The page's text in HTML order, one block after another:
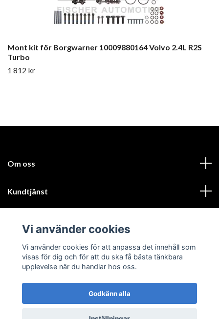
Mont kit för Borgwarner 10009880164 Volvo 2.4L R2S
Turbo
1 812 kr
Om oss
Kundtjänst
Sociala medier
© 2026 GIK Turbo AB
Vi använder cookies
Vi använder cookies för att anpassa det innehåll som
visas för dig och för att du ska få bästa tänkbara
upplevelse när du handlar hos oss.
Godkänn alla